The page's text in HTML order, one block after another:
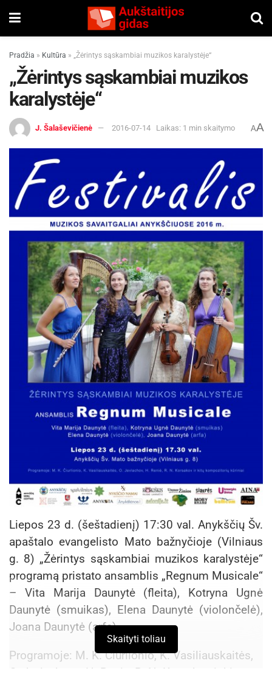
Pradžia » Kultūra » „Žėrintys sąskambiai muzikos karalystėje“
„Žėrintys sąskambiai muzikos
karalystėje“
J. Šalaševičienė 2016-07-14 Laikas: 1 min skaitymo AA
Liepos 23 d. (šeštadienį) 17:30 val. Anykščių Šv.
apaštalo evangelisto Mato bažnyčioje (Vilniaus
g. 8) „Žėrintys sąskambiai muzikos karalystėje“
programą pristato ansamblis „Regnum Musicale“
– Vita Marija Daunytė (fleita), Kotryna Ugnė
Daunytė (smuikas), Elena Daunytė (violončelė),
Joana Daunytė (arfa).
Programoje: M. K. Čiurlionio, K. Vasiliauskaitės,
O. Jevlachovo, H. Renie, R. N. Korsakov ir kitų
Skaityti toliau